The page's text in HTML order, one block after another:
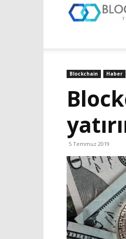
Blockchain Haber
5 Temmuz 2019